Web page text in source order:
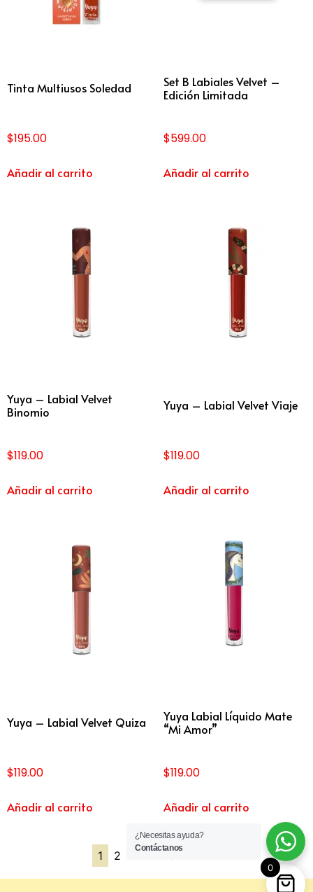
Tinta Multiusos Soledad
$195.00
Añadir al carrito
Set B Labiales Velvet –
Edición Limitada
$599.00
Añadir al carrito
Yuya – Labial Velvet
Binomio
$119.00
Añadir al carrito
Yuya – Labial Velvet Viaje
$119.00
Añadir al carrito
Yuya – Labial Velvet Quiza
$119.00
Añadir al carrito
Yuya Labial Líquido Mate
“Mi Amor”
$119.00
Añadir al carrito
1 2 3 4 5
¿Necesitas ayuda?
Contáctanos
0